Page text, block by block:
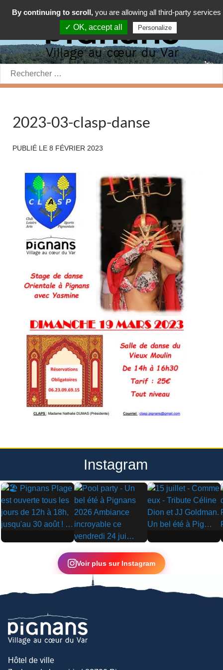
Rechercher:
2023-03-clasp-danse
PUBLIÉ LE 8 FÉVRIER 2023
Instagram
▶
▶
▶
Voir plus sur Instagram
Hôtel de ville
By continuing to scroll, you are allowing all third-party services
✓ OK, accept all
Personalize